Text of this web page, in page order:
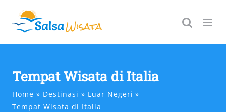
content
Tempat Wisata di Italia
Home Destinasi
Luar Negeri
Tempat Wisata di Italia